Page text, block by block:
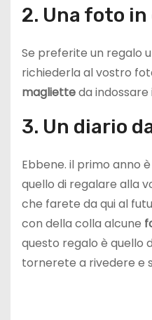
2. Una foto in
Se preferite un regalo
richiederla al vostro
maglietteda
3. Un diario
Ebbene. il primo anno
quello di regalare alla
che farete da qui al
con della colla alcune
questo regalo è quello
tornerete a rivedere e